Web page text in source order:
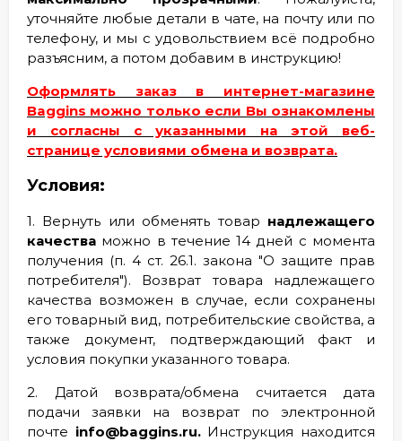
уточняйте любые детали в чате, на почту или по
телефону, и мы с удовольствием всё подробно
разъясним, а потом добавим в инструкцию!
Оформлять заказ в интернет-магазине
Baggins можно только если Вы ознакомлены
и согласны с указанными на этой веб-
странице условиями обмена и возврата.
Условия:
1. Вернуть или обменять товар надлежащего
качества можно в течение 14 дней с момента
получения (п. 4 ст. 26.1. закона "О защите прав
потребителя"). Возврат товара надлежащего
качества возможен в случае, если сохранены
его товарный вид, потребительские свойства, а
также документ, подтверждающий факт и
условия покупки указанного товара.
2. Датой возврата/обмена считается дата
подачи заявки на возврат по электронной
почте info@baggins.ru. Инструкция находится